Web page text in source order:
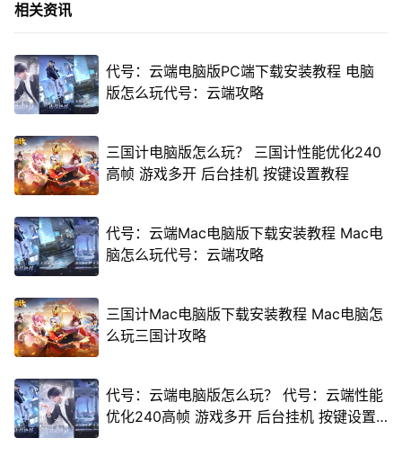
相关资讯
代号：云端电脑版PC端下载安装教程 电脑
版怎么玩代号：云端攻略
三国计电脑版怎么玩？ 三国计性能优化240
高帧 游戏多开 后台挂机 按键设置教程
代号：云端Mac电脑版下载安装教程 Mac电
脑怎么玩代号：云端攻略
三国计Mac电脑版下载安装教程 Mac电脑怎
么玩三国计攻略
代号：云端电脑版怎么玩？ 代号：云端性能
优化240高帧 游戏多开 后台挂机 按键设置